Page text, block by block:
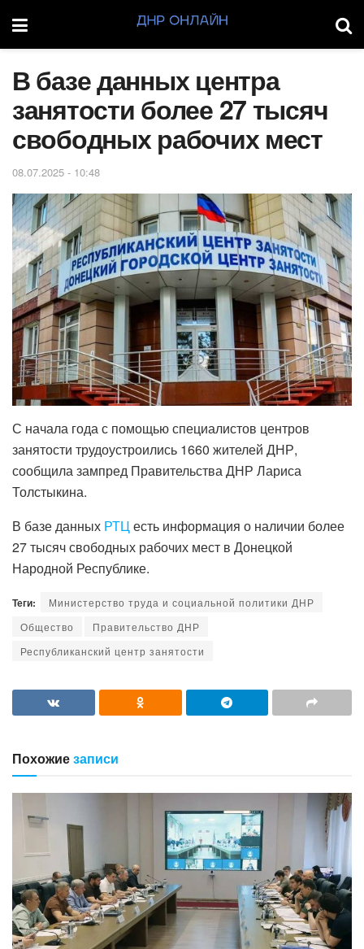
В базе данных центра
занятости более 27 тысяч
свободных рабочих мест
08.07.2025 - 10:48
С начала года с помощью специалистов центров
занятости трудоустроились 1660 жителей ДНР,
сообщила зампред Правительства ДНР Лариса
Толстыкина.
В базе данных РТЦесть информация о наличии более
27 тысяч свободных рабочих мест в Донецкой
Народной Республике.
Теги:
Министерство труда и социальной политики ДНР
Общество
Правительство ДНР
Республиканский центр занятости
Похожиезаписи